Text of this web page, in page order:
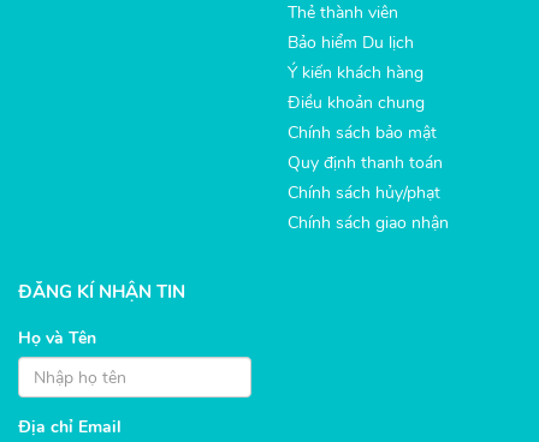
Thẻ thành viên
Bảo hiểm Du lịch
Ý kiến khách hàng
Điều khoản chung
Chính sách bảo mật
Quy định thanh toán
Chính sách hủy/phạt
Chính sách giao nhận
ĐĂNG KÍ NHẬN TIN
Họ và Tên
Địa chỉ Email